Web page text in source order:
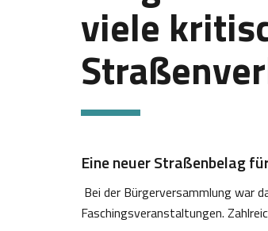
viele
Eine neuer Straßenbelag
Bei der Bürgerversammlung war
Faschingsveranstaltungen.